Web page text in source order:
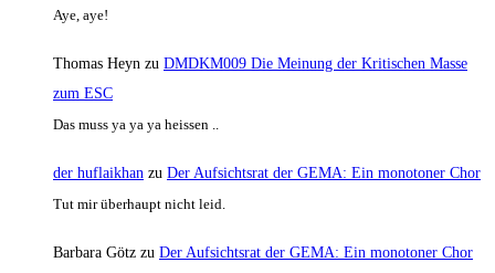
Aye, aye!
Thomas Heyn zu DMDKM009 Die Meinung der Kritischen Masse
zum ESC
Das muss ya ya ya heissen ..
der huflaikhan zu Der Aufsichtsrat der GEMA: Ein monotoner Chor
Tut mir überhaupt nicht leid.
Barbara Götz zu Der Aufsichtsrat der GEMA: Ein monotoner Chor